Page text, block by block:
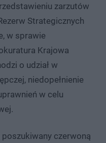
zarzutów
Strategicznych
w sprawie
Krajowa
o udział w
niedopełnienie
w celu
poszukiwany czerwoną